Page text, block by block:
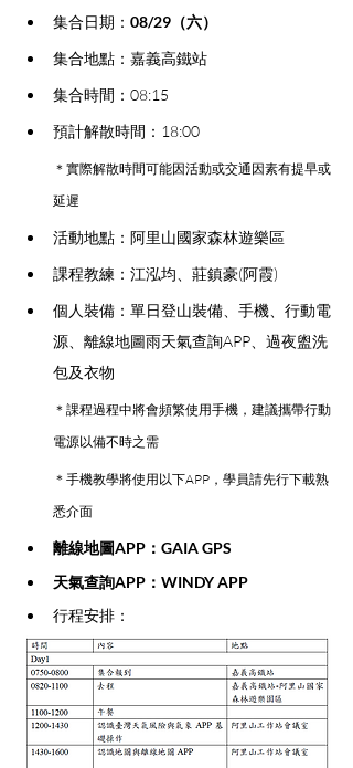
集合日期： 08/29（六）
集合地點：嘉義高鐵站
集合時間：08:15
預計解散時間：18:00
＊實際解散時間可能因活動或交通因素有提早或
延遲
活動地點：阿里山國家森林遊樂區
課程教練：江泓均、莊鎮豪(阿霞)
個人裝備：單日登山裝備、手機、行動電
源、離線地圖雨天氣查詢APP、過夜盥洗
包及衣物
＊課程過程中將會頻繁使用手機，建議攜帶行動
電源以備不時之需
＊手機教學將使用以下APP，學員請先行下載熟
悉介面
離線地圖APP：GAIA GPS
天氣查詢APP：WINDY APP
行程安排：